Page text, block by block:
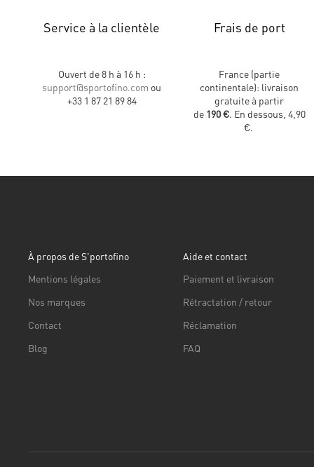
Service à la clientèle
Ouvert de 8 h à 16 h :
support@sportofino.com ou
+33 1 87 21 89 84
Frais de port
France (partie
continentale): livraison
gratuite à partir
de 190 €. En dessous, 4,90
€.
À propos de S'portofino
Mentions légales
Nos marques
Contact
Blog
Aide et contact
Paiement et livraison
Rétractation / retour
Réclamation
FAQ